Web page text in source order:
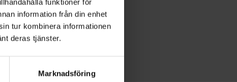
funktioner för
information från din enhet
tur kombinera informationen
deras tjänster.
Marknadsföring